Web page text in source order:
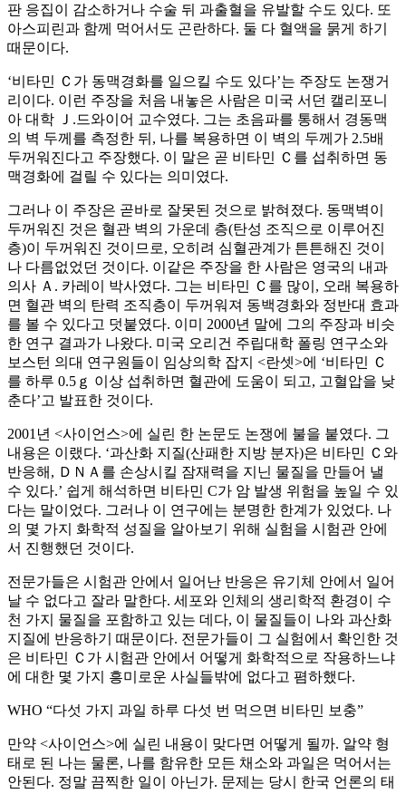
판 응집이 감소하거나 수술 뒤 과출혈을 유발할 수도 있다. 또
아스피린과 함께 먹어서도 곤란하다. 둘 다 혈액을 묽게 하기
때문이다.
‘비타민 Ｃ가 동맥경화를 일으킬 수도 있다’는 주장도 논쟁거
리이다. 이런 주장을 처음 내놓은 사람은 미국 서던 캘리포니
아 대학 Ｊ.드와이어 교수였다. 그는 초음파를 통해서 경동맥
의 벽 두께를 측정한 뒤, 나를 복용하면 이 벽의 두께가 2.5배
두꺼워진다고 주장했다. 이 말은 곧 비타민 Ｃ를 섭취하면 동
맥경화에 걸릴 수 있다는 의미였다.
그러나 이 주장은 곧바로 잘못된 것으로 밝혀졌다. 동맥벽이
두꺼워진 것은 혈관 벽의 가운데 층(탄성 조직으로 이루어진
층)이 두꺼워진 것이므로, 오히려 심혈관계가 튼튼해진 것이
나 다름없었던 것이다. 이같은 주장을 한 사람은 영국의 내과
의사 Ａ. 카레이 박사였다. 그는 비타민 Ｃ를 많이, 오래 복용하
면 혈관 벽의 탄력 조직층이 두꺼워져 동백경화와 정반대 효과
를 볼 수 있다고 덧붙였다. 이미 2000년 말에 그의 주장과 비슷
한 연구 결과가 나왔다. 미국 오리건 주립대학 폴링 연구소와
보스턴 의대 연구원들이 임상의학 잡지 <란셋>에 ‘비타민 Ｃ
를 하루 0.5ｇ 이상 섭취하면 혈관에 도움이 되고, 고혈압을 낮
춘다’고 발표한 것이다.
2001년 <사이언스>에 실린 한 논문도 논쟁에 불을 붙였다. 그
내용은 이랬다. ‘과산화 지질(산패한 지방 분자)은 비타민 Ｃ와
반응해, ＤＮＡ를 손상시킬 잠재력을 지닌 물질을 만들어 낼
수 있다.’ 쉽게 해석하면 비타민 C가 암 발생 위험을 높일 수 있
다는 말이었다. 그러나 이 연구에는 분명한 한계가 있었다. 나
의 몇 가지 화학적 성질을 알아보기 위해 실험을 시험관 안에
서 진행했던 것이다.
전문가들은 시험관 안에서 일어난 반응은 유기체 안에서 일어
날 수 없다고 잘라 말한다. 세포와 인체의 생리학적 환경이 수
천 가지 물질을 포함하고 있는 데다, 이 물질들이 나와 과산화
지질에 반응하기 때문이다. 전문가들이 그 실험에서 확인한 것
은 비타민 Ｃ가 시험관 안에서 어떻게 화학적으로 작용하느냐
에 대한 몇 가지 흥미로운 사실들밖에 없다고 폄하했다.
WHO “다섯 가지 과일 하루 다섯 번 먹으면 비타민 보충”
만약 <사이언스>에 실린 내용이 맞다면 어떻게 될까. 알약 형
태로 된 나는 물론, 나를 함유한 모든 채소와 과일은 먹어서는
안된다. 정말 끔찍한 일이 아닌가. 문제는 당시 한국 언론의 태